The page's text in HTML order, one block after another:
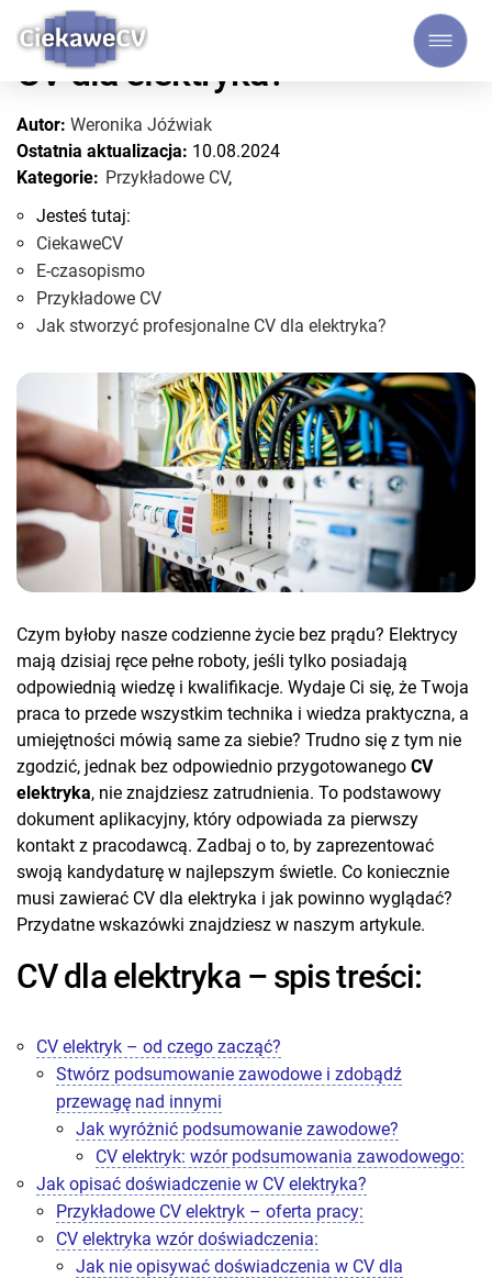
Jak stworzyć profesjonalne
CV dla elektryka?
Autor: Weronika Jóźwiak
Ostatnia aktualizacja: 10.08.2024
Kategorie: Przykładowe CV,
Jesteś tutaj:
CiekaweCV
E-czasopismo
Przykładowe CV
Jak stworzyć profesjonalne CV dla elektryka?
Czym byłoby nasze codzienne życie bez prądu? Elektrycy
mają dzisiaj ręce pełne roboty, jeśli tylko posiadają
odpowiednią wiedzę i kwalifikacje. Wydaje Ci się, że Twoja
praca to przede wszystkim technika i wiedza praktyczna, a
umiejętności mówią same za siebie? Trudno się z tym nie
zgodzić, jednak bez odpowiednio przygotowanego CV
elektryka, nie znajdziesz zatrudnienia. To podstawowy
dokument aplikacyjny, który odpowiada za pierwszy
kontakt z pracodawcą. Zadbaj o to, by zaprezentować
swoją kandydaturę w najlepszym świetle. Co koniecznie
musi zawierać CV dla elektryka i jak powinno wyglądać?
Przydatne wskazówki znajdziesz w naszym artykule.
CV dla elektryka – spis treści:
CV elektryk – od czego zacząć?
Stwórz podsumowanie zawodowe i zdobądź
przewagę nad innymi
Jak wyróżnić podsumowanie zawodowe?
CV elektryk: wzór podsumowania zawodowego:
Jak opisać doświadczenie w CV elektryka?
Przykładowe CV elektryk – oferta pracy:
CV elektryka wzór doświadczenia:
Jak nie opisywać doświadczenia w CV dla